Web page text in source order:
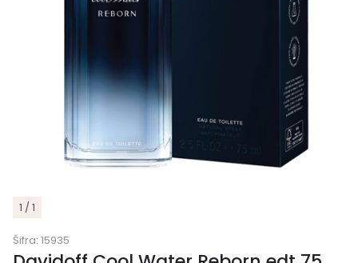
1 / 1
Šifra: 15935